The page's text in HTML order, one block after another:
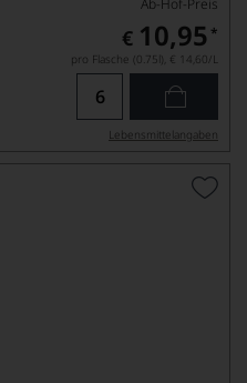
Ab-Hof-Preis
€ 10,95 *
pro Flasche (0.75l), € 14,60/L
Lebensmittel­angaben